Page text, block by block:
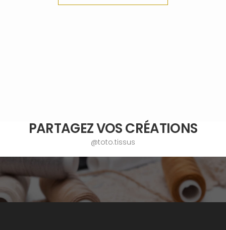
PARTAGEZ VOS CRÉATIONS
@toto.tissus